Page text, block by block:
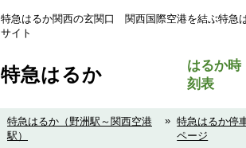
特急はるか関西の玄関口 関西国際空港を結ぶ特急
サイト
特急はるか
はるか時
刻表
特急はるか（野洲駅～関西空港
駅）
» 特急はるか停
ページ